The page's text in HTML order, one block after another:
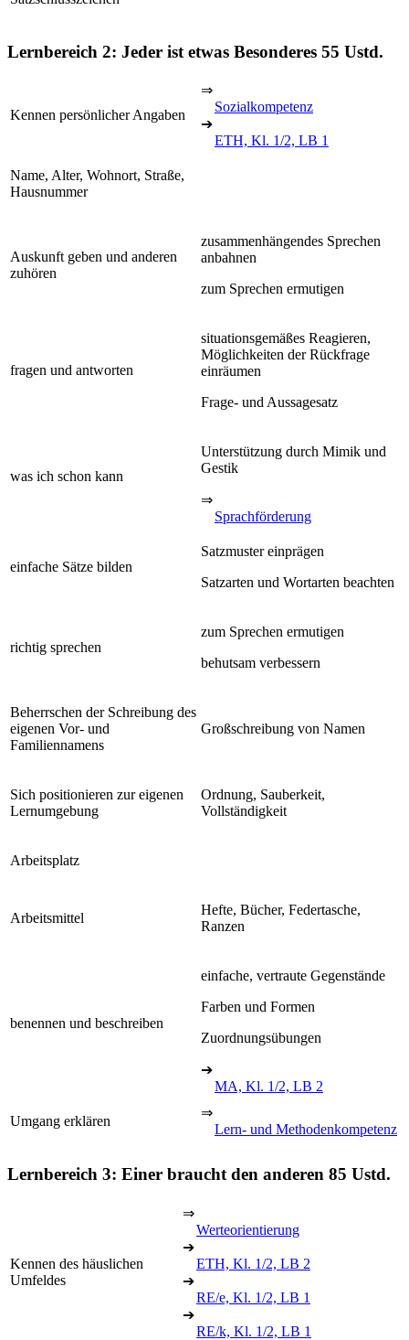
Lernbereich 2: Jeder ist etwas Besonderes 55 Ustd.
Kennen persönlicher Angaben
⇒
Sozialkompetenz
➔
ETH, Kl. 1/2, LB 1
Name, Alter, Wohnort, Straße,
Hausnummer
Auskunft geben und anderen
zuhören
zusammenhängendes Sprechen
anbahnen
zum Sprechen ermutigen
fragen und antworten
situationsgemäßes Reagieren,
Möglichkeiten der Rückfrage
einräumen
Frage- und Aussagesatz
was ich schon kann
Unterstützung durch Mimik und
Gestik
⇒
Sprachförderung
einfache Sätze bilden
Satzmuster einprägen
Satzarten und Wortarten beachten
richtig sprechen
zum Sprechen ermutigen
behutsam verbessern
Beherrschen der Schreibung des
eigenen Vor- und
Familiennamens
Großschreibung von Namen
Sich positionieren zur eigenen
Lernumgebung
Ordnung, Sauberkeit,
Vollständigkeit
Arbeitsplatz
Arbeitsmittel
Hefte, Bücher, Federtasche,
Ranzen
benennen und beschreiben
einfache, vertraute Gegenstände
Farben und Formen
Zuordnungsübungen
➔
MA, Kl. 1/2, LB 2
Umgang erklären
⇒
Lern- und Methodenkompetenz
Lernbereich 3: Einer braucht den anderen 85 Ustd.
Kennen des häuslichen
Umfeldes
⇒
Werteorientierung
➔
ETH, Kl. 1/2, LB 2
➔
RE/e, Kl. 1/2, LB 1
➔
RE/k, Kl. 1/2, LB 1